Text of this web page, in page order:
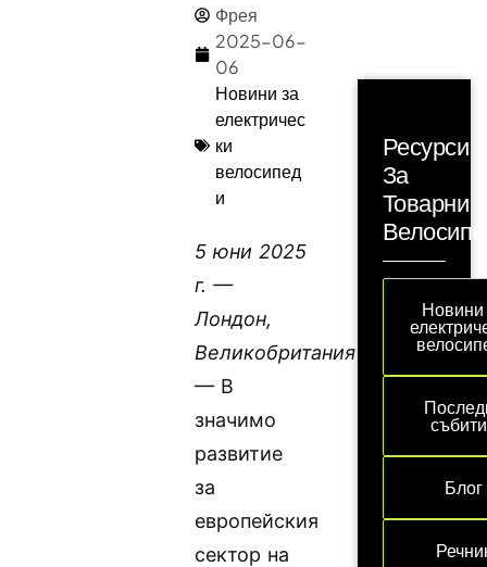
Фрея
2025-06-
06
Новини за
електричес
ки
велосипед
и
5 юни 2025
г. —
Лондон,
Великобритания
— В
значимо
развитие
за
европейския
сектор на
Ресурси
За
Товарни
Новини
Блог